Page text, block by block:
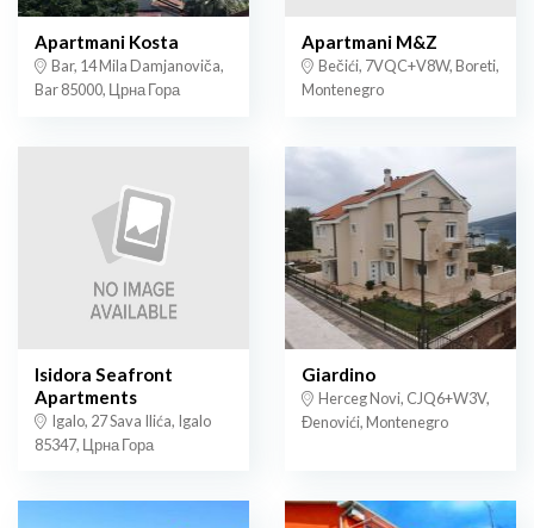
Apartmani Kosta
Bar, 14 Mila Damjanoviča,
Bar 85000, Црна Гора
Apartmani M&Z
Bečići, 7VQC+V8W, Boreti,
Montenegro
Isidora Seafront
Apartments
Igalo, 27 Sava Ilića, Igalo
85347, Црна Гора
Giardino
Herceg Novi, CJQ6+W3V,
Đenovići, Montenegro